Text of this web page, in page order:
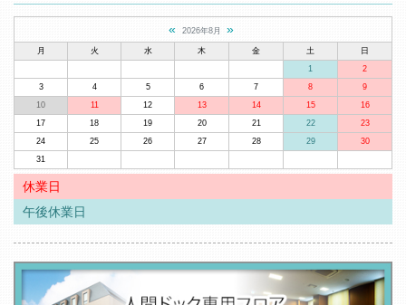
« 2026年8月 »
月 火 水 木 金 土
日
1
2
3
4 5 6 7 8
9
10
11 12 13 14 15
16
17
18 19 20 21 22
23
24
25 26 27 28 29
30
31
休業日
午後休業日